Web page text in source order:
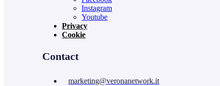
Instagram
Youtube
Privacy
Cookie
Contact
marketing@veronanetwork.it